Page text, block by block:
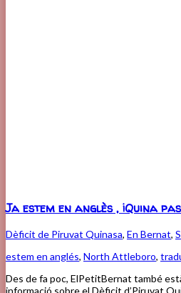
Ja estem en anglès , ¡Quina
Dèficit de Piruvat Quinasa, En Bernat,
estem en anglés, North Attleboro,
Des de fa poc, ElPetitBernat també
informació sobre el Dèficit d’Piruvat